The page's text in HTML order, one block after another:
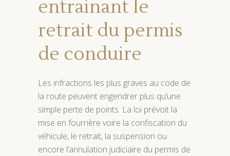
entrainant le
retrait du permis
de conduire
Les infractions les plus graves au code de
la route peuvent engendrer plus qu’une
simple perte de points. La loi prévoit la
mise en fourrière voire la confiscation du
véhicule, le retrait, la suspension ou
encore l’annulation judiciaire du permis de